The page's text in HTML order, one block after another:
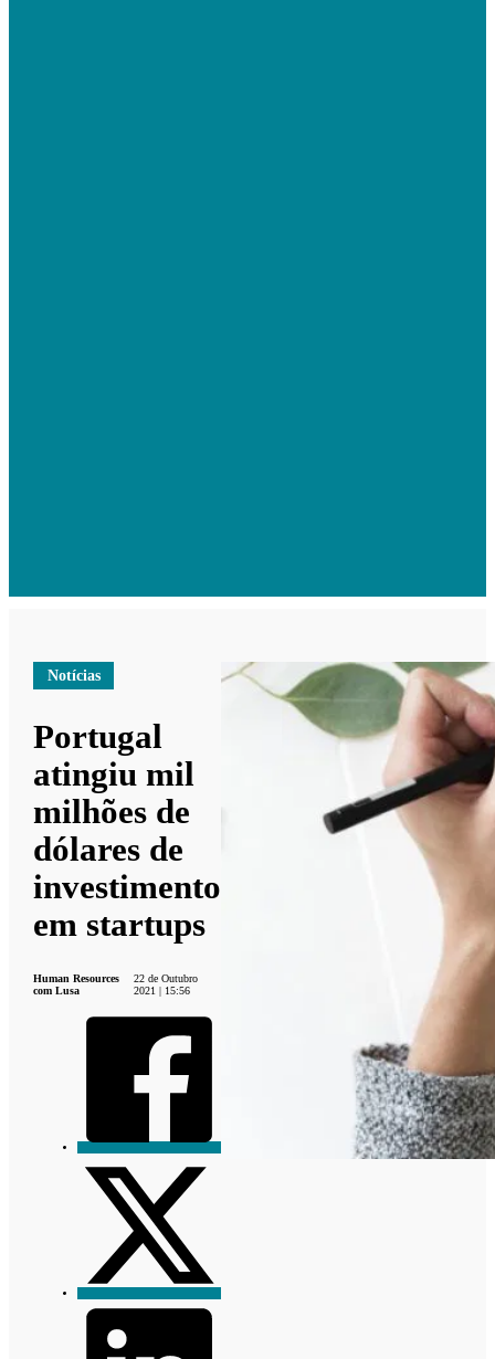
Notícias
Portugal
atingiu mil
milhões de
dólares de
investimento
em startups
Human Resources
com Lusa
22 de Outubro
2021 | 15:56